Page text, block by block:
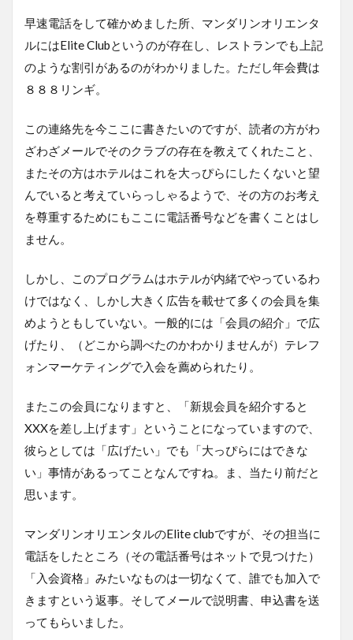
早速電話をして確かめました所、マンダリンオリエンタ
ルにはElite Clubというのが存在し、レストランでも上記
のような割引があるのがわかりました。ただし年会費は
８８８リンギ。
この連絡先を今ここに書きたいのですが、読者の方がわ
ざわざメールでそのクラブの存在を教えてくれたこと、
またその方はホテルはこれを大っぴらにしたくないと望
んでいると考えていらっしゃるようで、その方のお考え
を尊重するためにもここに電話番号などを書くことはし
ません。
しかし、このプログラムはホテルが内緒でやっているわ
けではなく、しかし大きく広告を載せて多くの会員を集
めようともしていない。一般的には「会員の紹介」で広
げたり、（どこから調べたのかわかりませんが）テレフ
ォンマーケティングで入会を薦められたり。
またこの会員になりますと、「新規会員を紹介すると
XXXを差し上げます」ということになっていますので、
彼らとしては「広げたい」でも「大っぴらにはできな
い」事情があるってことなんですね。ま、当たり前だと
思います。
マンダリンオリエンタルのElite clubですが、その担当に
電話をしたところ（その電話番号はネットで見つけた）
「入会資格」みたいなものは一切なくて、誰でも加入で
きますという返事。そしてメールで説明書、申込書を送
ってもらいました。